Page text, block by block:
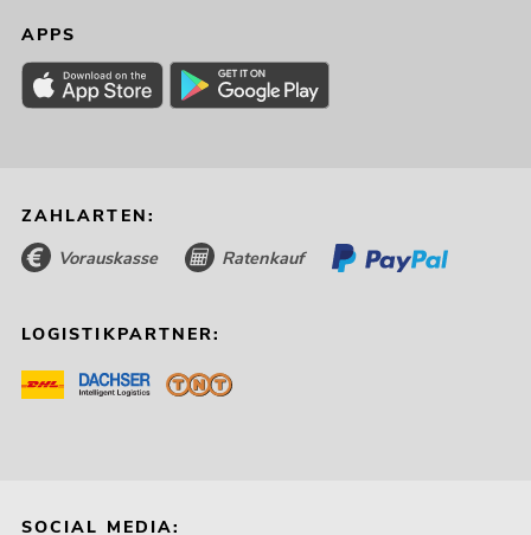
APPS
ZAHLARTEN:
Vorauskasse Ratenkauf
LOGISTIKPARTNER:
SOCIAL MEDIA: